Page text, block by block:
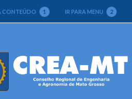
CONTEÚDO 1 IR PARA MENU 2